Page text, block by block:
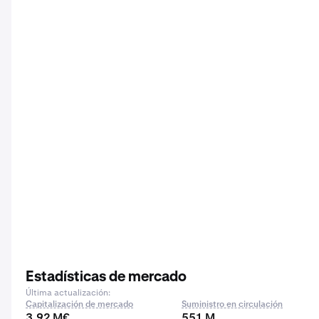
Estadísticas de mercado
Última actualización:
Capitalización de mercado
Suministro en circulación